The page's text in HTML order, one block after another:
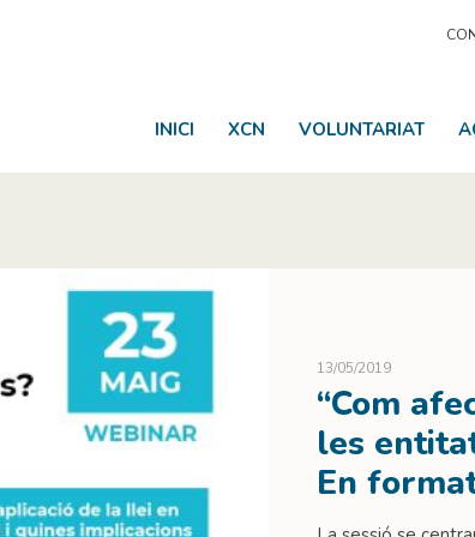
INICI XCN VOLUNTARIAT
13/05/2019
“Com
les
En